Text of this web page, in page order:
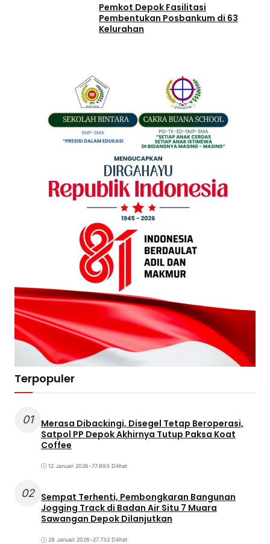
Pemkot Depok Fasilitasi
Pembentukan Posbankum di 63
Kelurahan
Terpopuler
01
Merasa Dibackingi, Disegel Tetap Beroperasi,
Satpol PP Depok Akhirnya Tutup Paksa Koat
Coffee
12 Januari 2026•77.893 Dilihat
02 Sempat Terhenti, Pembongkaran Bangunan
Jogging Track di Badan Air Situ 7 Muara
Sawangan Depok Dilanjutkan
28 Januari 2026•27.732 Dilihat